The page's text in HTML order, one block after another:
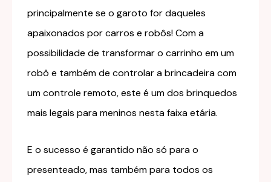
principalmente se o garoto for daqueles
apaixonados por carros e robôs! Com a
possibilidade de transformar o carrinho em um
robô e também de controlar a brincadeira com
um controle remoto, este é um dos brinquedos
mais legais para meninos nesta faixa etária.
E o sucesso é garantido não só para o
presenteado, mas também para todos os